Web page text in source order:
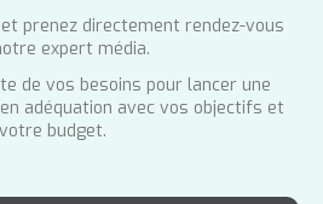
prenez directement rendez-vous
expert média.
de vos besoins pour lancer une
adéquation avec vos objectifs et
votre budget.